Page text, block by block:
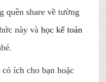
quên share về tường
này và học kế toán
ích cho bạn hoặc